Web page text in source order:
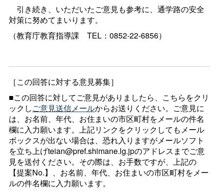
引き続き、いただいたご意見も参考に、通学路の安全
対策に努めてまいります。
（教育庁教育指導課 TEL：0852-22-6856）
［この回答に対する意見募集］
■この回答に対してご意見がありましたら、こちらをクリ
ックしご意見送信メールからお送りください。ご意見に
は、お名前、年代、お住まいの市区町村をメールの件名
欄に入力願います。上記リンクをクリックしてもメール
ボックスが出ない場合は、恐れ入りますがメールソフト
を立ち上げteian@pref.shimane.lg.jpのアドレスまでご意
見を送付ください。その際は、お手数ですが、上記の
【提案No.】、お名前、年代、お住まいの市区町村をメー
ルの件名欄に入力願います。